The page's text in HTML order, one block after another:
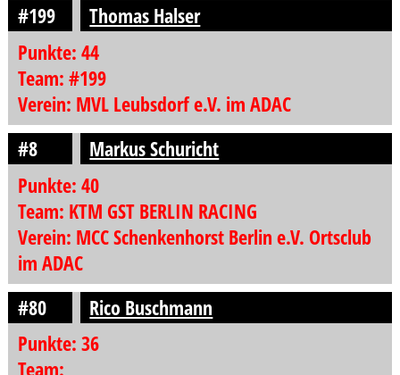
#199
Thomas Halser
Punkte: 44
Team: #199
Verein: MVL Leubsdorf e.V. im ADAC
#8
Markus Schuricht
Punkte: 40
Team: KTM GST BERLIN RACING
Verein: MCC Schenkenhorst Berlin e.V. Ortsclub
im ADAC
#80
Rico Buschmann
Punkte: 36